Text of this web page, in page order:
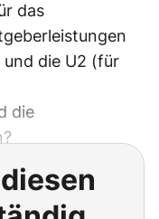
das
die U2 (für
die